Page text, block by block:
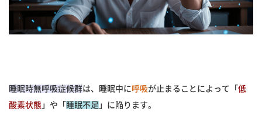
睡眠時無呼吸症候群は、睡眠中に 呼吸が止まることによって「 低
酸素状態 」や「 睡眠不足 」に陥ります。